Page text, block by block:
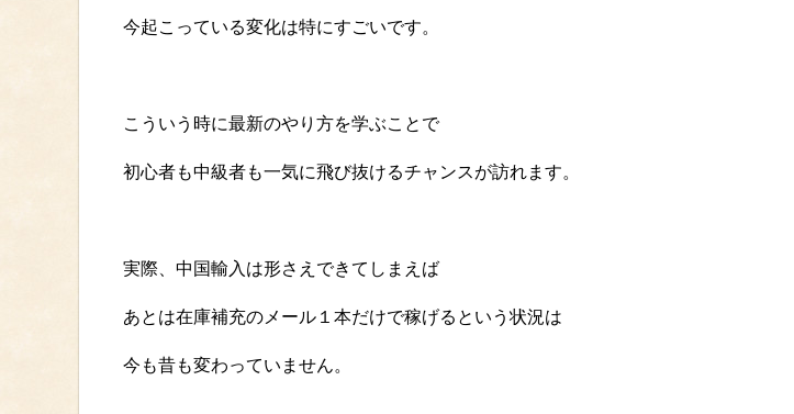
今起こっている変化は特にすごいです。
こういう時に最新のやり方を学ぶことで
初心者も中級者も一気に飛び抜けるチャンスが訪れます。
実際、中国輸入は形さえできてしまえば
あとは在庫補充のメール１本だけで稼げるという状況は
今も昔も変わっていません。